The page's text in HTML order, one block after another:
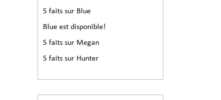
5 faits sur Blue
Blue est disponible!
5 faits sur Megan
5 faits sur Hunter